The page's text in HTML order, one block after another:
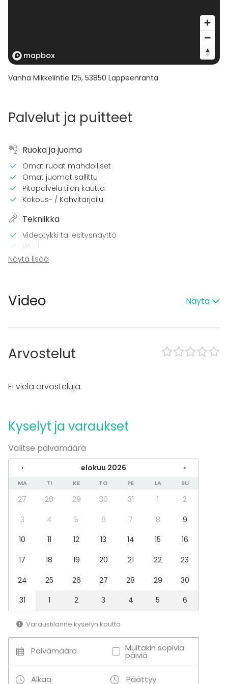
tunnelmalliseksi hääsviitiksi ja sillä on oma erillinen
Vanha Mikkelintie 125, 53850 Lappeenranta
Palvelut ja puitteet
Ruoka ja juoma
Omat ruoat mahdolliset
Omat juomat sallittu
Pitopalvelu tilan kautta
Kokous- / Kahvitarjoilu
Tekniikka
Videotykki tai esitysnäyttö
Wi-Fi
Tulostin
Sauna
Kalusto
Fläppi- / Valkotaulu
Tapahtumatyypit
Juhlat
Häät
Saunailta
Kokous
Seminaari / konferenssi
Esitys / näytös
Mökkireissu / retriitti
Elämys / aktiviteetti
Tilatyypit
Kokoushuone
Hotelli
Ulkoilu
Lisätietoa palveluista ja puitteista
Näytä lisää
Video Näytä
Arvostelut
Ei vielä arvosteluja.
Kyselyt ja varaukset
Valitse päivämäärä
‹ elokuu 2026 ›
MA TI KE TO PE LA SU
27 28 29 30 31 1
2
3
4 5 6 7 8
9
10
11 12 13 14 15
16
17
18 19 20 21 22
23
24
25 26 27 28 29
30
31
1 2 3 4 5 6
Varaustilanne kyselyn kautta
Päivämäärä Muitakin sopivia
päiviä
Alkaa Päättyy